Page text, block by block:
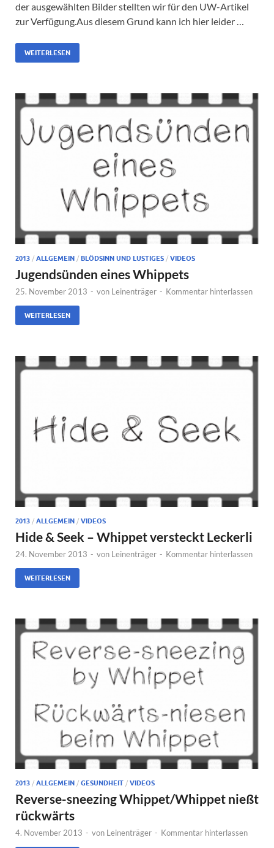
der ausgewählten Bilder stellten wir für den UW-Artikel
zur Verfügung.Aus diesem Grund kann ich hier leider …
WEITERLESEN
2013 / ALLGEMEIN / BLÖDSINN UND LUSTIGES / VIDEOS
Jugendsünden eines Whippets
25. November 2013 - von Leinenträger - Kommentar hinterlassen
WEITERLESEN
2013 / ALLGEMEIN / VIDEOS
Hide & Seek – Whippet versteckt Leckerli
24. November 2013 - von Leinenträger - Kommentar hinterlassen
WEITERLESEN
2013 / ALLGEMEIN / GESUNDHEIT / VIDEOS
Reverse-sneezing Whippet/Whippet nießt
rückwärts
4. November 2013 - von Leinenträger - Kommentar hinterlassen